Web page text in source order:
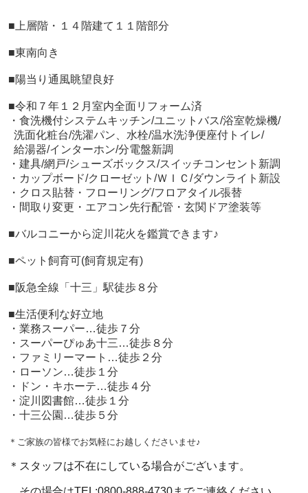
■ 上層階・１４階建て１１階部分
■東南向き
■陽当り通風眺望良好
■令和７年１２月室内全面リフォーム済
・食洗機付システムキッチン/ユニットバス/浴室乾燥機/
洗面化粧台/洗濯パン、水栓/温水洗浄便座付トイレ/
給湯器/インターホン/分電盤新調
・建具/網戸/シューズボックス/スイッチコンセント新調
・カップボード/クローゼット/ＷＩＣ/ダウンライト新設
・クロス貼替・フローリング/フロアタイル張替
・間取り変更・エアコン先行配管・玄関ドア塗装等
■バルコニーから淀川花火を鑑賞できます♪
■ペット飼育可(飼育規定有)
■阪急全線「十三」駅徒歩８分
■生活便利な好立地
・業務スーパー…徒歩７分
・スーパーぴゅあ十三…徒歩８分
・ファミリーマート…徒歩２分
・ローソン…徒歩１分
・ドン・キホーテ…徒歩４分
・淀川図書館…徒歩１分
・十三公園…徒歩５分
＊ご家族の皆様でお気軽にお越しくださいませ♪
＊スタッフは不在にしている場合がございます。